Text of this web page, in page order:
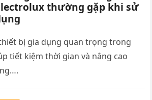
thường gặp khi sử
bị gia dụng quan trọng trong
tiết kiệm thời gian và nâng cao